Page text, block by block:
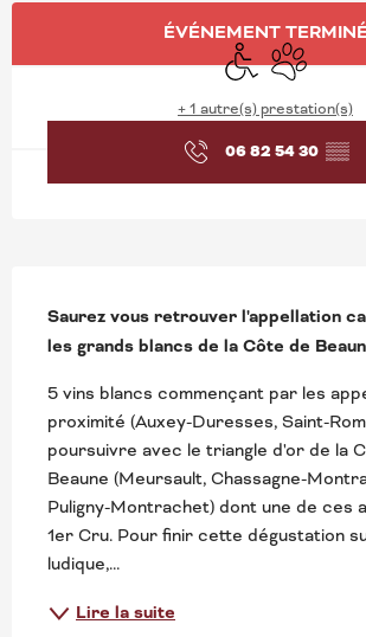
OUVERTURE ET
ÉVÉNEMENT
Accès handicapés
Animaux
+ 1 autre(s) prestation(s)
06 82 54 30 ▒▒
DESCRIPTION
Saurez vous retrouver l'appellation
les grands blancs de la Côte de
5 vins blancs commençant par les
proximité (Auxey-Duresses, Saint-
poursuivre avec le triangle d'or de la
Beaune (Meursault, Chassagne-
Puligny-Montrachet) dont une de ces
1er Cru. Pour finir cette dégustation
ludique,...
Lire la suite